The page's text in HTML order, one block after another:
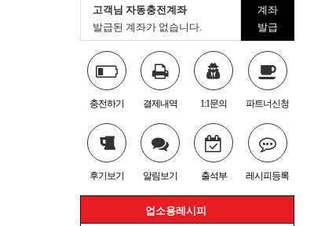
고객님 자동충전계좌
발급된 계좌가 없습니다.
계좌
발급
충전하기 결제내역 1:1문의 파트너신청
후기보기 알림보기 출석부 레시피등록
업소용레시피